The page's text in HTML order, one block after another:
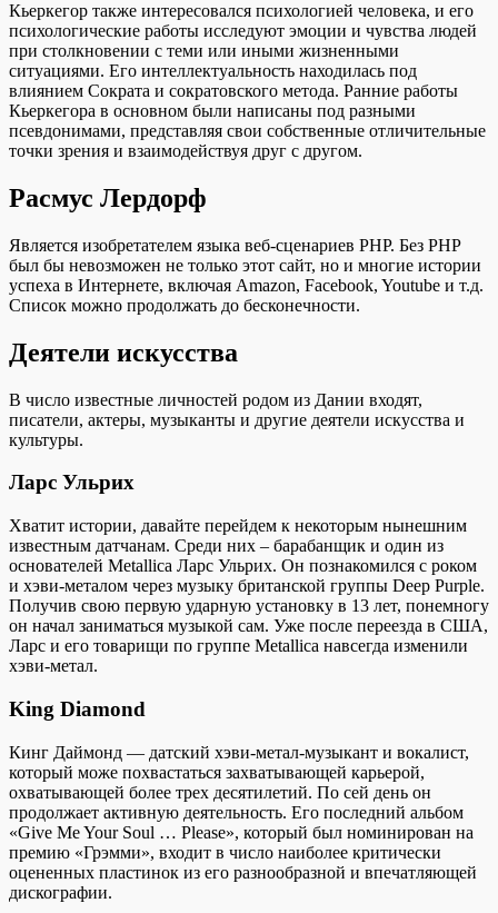
Кьеркегор также интересовался психологией человека, и его
психологические работы исследуют эмоции и чувства людей
при столкновении с теми или иными жизненными
ситуациями. Его интеллектуальность находилась под
влиянием Сократа и сократовского метода. Ранние работы
Кьеркегора в основном были написаны под разными
псевдонимами, представляя свои собственные отличительные
точки зрения и взаимодействуя друг с другом.
Расмус Лердорф
Является изобретателем языка веб-сценариев PHP. Без PHP
был бы невозможен не только этот сайт, но и многие истории
успеха в Интернете, включая Amazon, Facebook, Youtube и т.д.
Список можно продолжать до бесконечности.
Деятели искусства
В число известные личностей родом из Дании входят,
писатели, актеры, музыканты и другие деятели искусства и
культуры.
Ларс Ульрих
Хватит истории, давайте перейдем к некоторым нынешним
известным датчанам. Среди них – барабанщик и один из
основателей Metallica Ларс Ульрих. Он познакомился с роком
и хэви-металом через музыку британской группы Deep Purple.
Получив свою первую ударную установку в 13 лет, понемногу
он начал заниматься музыкой сам. Уже после переезда в США,
Ларс и его товарищи по группе Metallica навсегда изменили
хэви-метал.
King Diamond
Кинг Даймонд — датский хэви-метал-музыкант и вокалист,
который може похвастаться захватывающей карьерой,
охватывающей более трех десятилетий. По сей день он
продолжает активную деятельность. Его последний альбом
«Give Me Your Soul … Please», который был номинирован на
премию «Грэмми», входит в число наиболее критически
оцененных пластинок из его разнообразной и впечатляющей
дискографии.